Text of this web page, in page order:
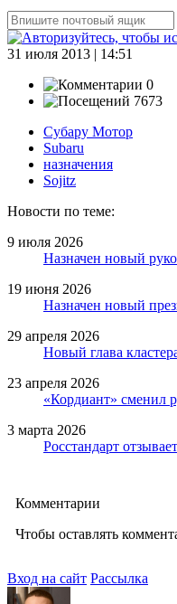
31 июля 2013 | 14:51
0
7673
Субару Мотор
Subaru
назначения
Sojitz
Новости по теме:
9 июля 2026
Назначен новый
19 июня 2026
Назначен новый
29 апреля 2026
Новый глава
23 апреля 2026
«Кордиант» сменил
3 марта 2026
Росстандарт
Комментарии
Чтобы оставлять
Вход на сайт Рассылка